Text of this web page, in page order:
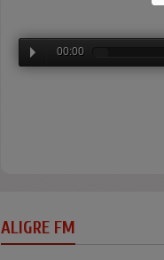
00:00
ALIGRE FM